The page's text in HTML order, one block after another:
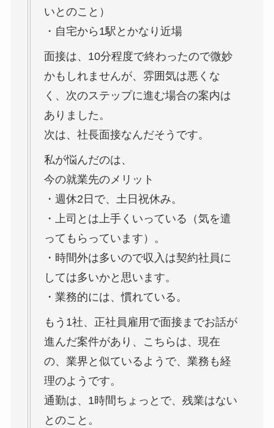
いとのこと）
・自宅から1駅とかなり近場
面接は、10分程度で終わったので微妙
かもしれませんが、雰囲気は悪くな
く、次のステップに進む場合の案内は
ありました。
次は、社長面接なんだそうです。
私が悩んだのは、
今の就業先のメリット
・週休2日で、土日祝休み。
・上司とは上手くいっている（気を遣
ってもらっています）。
・時間外は多いので収入は契約社員に
しては多いかと思います。
・業務的には、慣れている。
もう1社、正社員雇用で面接までお話が
進んだ案件があり、こちらは、現在
の、業界と似ているようで、業務も経
理のようです。
通勤は、1時間ちょっとで、残業はない
とのこと。